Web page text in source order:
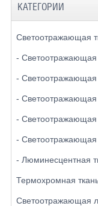
КАТЕГОРИИ
Светоотражающая
- Светоотражающая
- Светоотражающая
- Светоотражающая
- Светоотражающая
- Светоотражающая
- Люминесцентная
Термохромная
Светоотражающая